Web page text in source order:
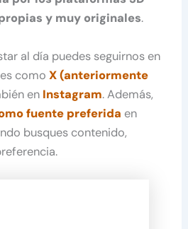
y muy originales.
al día puedes seguirnos en
comoX (anteriormente
en Instagram. Además,
fuente preferida en
busques contenido,